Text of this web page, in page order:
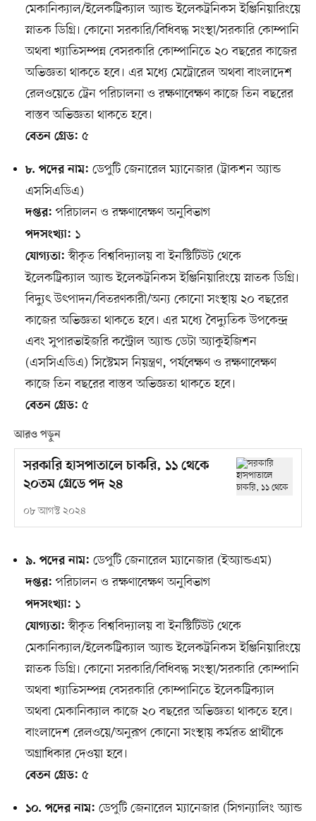
মেকানিক্যাল/ইলেকট্রিক্যাল অ্যান্ড ইলেকট্রনিকস ইঞ্জিনিয়ারিংয়ে
স্নাতক ডিগ্রি। কোনো সরকারি/বিধিবদ্ধ সংস্থা/সরকারি কোম্পানি
অথবা খ্যাতিসম্পন্ন বেসরকারি কোম্পানিতে ২০ বছরের কাজের
অভিজ্ঞতা থাকতে হবে। এর মধ্যে মেট্রোরেল অথবা বাংলাদেশ
রেলওয়েতে ট্রেন পরিচালনা ও রক্ষণাবেক্ষণ কাজে তিন বছরের
বাস্তব অভিজ্ঞতা থাকতে হবে।
বেতন গ্রেড: ৫
৮. পদের নাম: ডেপুটি জেনারেল ম্যানেজার (ট্রাকশন অ্যান্ড
এসসিএডিএ)
দপ্তর: পরিচালন ও রক্ষণাবেক্ষণ অনুবিভাগ
পদসংখ্যা: ১
যোগ্যতা: স্বীকৃত বিশ্ববিদ্যালয় বা ইনস্টিটিউট থেকে
ইলেকট্রিক্যাল অ্যান্ড ইলেকট্রনিকস ইঞ্জিনিয়ারিংয়ে স্নাতক ডিগ্রি।
বিদ্যুৎ উৎপাদন/বিতরণকারী/অন্য কোনো সংস্থায় ২০ বছরের
কাজের অভিজ্ঞতা থাকতে হবে। এর মধ্যে বৈদ্যুতিক উপকেন্দ্র
এবং সুপারভাইজরি কন্ট্রোল অ্যান্ড ডেটা অ্যাকুইজিশন
(এসসিএডিএ) সিস্টেমস নিয়ন্ত্রণ, পর্যবেক্ষণ ও রক্ষণাবেক্ষণ
কাজে তিন বছরের বাস্তব অভিজ্ঞতা থাকতে হবে।
বেতন গ্রেড: ৫
আরও পড়ুন
সরকারি হাসপাতালে চাকরি, ১১ থেকে
২০তম গ্রেডে পদ ২৪
০৮ আগস্ট ২০২৪
৯. পদের নাম: ডেপুটি জেনারেল ম্যানেজার (ইঅ্যান্ডএম)
দপ্তর: পরিচালন ও রক্ষণাবেক্ষণ অনুবিভাগ
পদসংখ্যা: ১
যোগ্যতা: স্বীকৃত বিশ্ববিদ্যালয় বা ইনস্টিটিউট থেকে
মেকানিক্যাল/ইলেকট্রিক্যাল অ্যান্ড ইলেকট্রনিকস ইঞ্জিনিয়ারিংয়ে
স্নাতক ডিগ্রি। কোনো সরকারি/বিধিবদ্ধ সংস্থা/সরকারি কোম্পানি
অথবা খ্যাতিসম্পন্ন বেসরকারি কোম্পানিতে ইলেকট্রিক্যাল
অথবা মেকানিক্যাল কাজে ২০ বছরের অভিজ্ঞতা থাকতে হবে।
বাংলাদেশ রেলওয়ে/অনুরূপ কোনো সংস্থায় কর্মরত প্রার্থীকে
অগ্রাধিকার দেওয়া হবে।
বেতন গ্রেড: ৫
১০. পদের নাম: ডেপুটি জেনারেল ম্যানেজার (সিগন্যালিং অ্যান্ড